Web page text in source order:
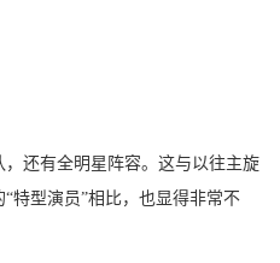
还有全明星阵容。这与以往主旋
特型演员”相比，也显得非常不